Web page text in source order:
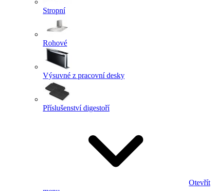
Stropní
Rohové
Výsuvné z pracovní desky
Příslušenství digestoří
Otevřít